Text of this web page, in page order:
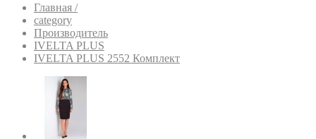
Главная /
category
Производитель
IVELTA PLUS
IVELTA PLUS 2552 Комплект